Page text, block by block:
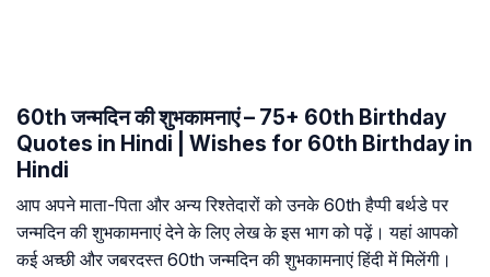
60th जन्मदिन की शुभकामनाएं – 75+ 60th Birthday
Quotes in Hindi | Wishes for 60th Birthday in
Hindi
आप अपने माता-पिता और अन्य रिश्तेदारों को उनके 60th हैप्पी बर्थडे पर
जन्मदिन की शुभकामनाएं देने के लिए लेख के इस भाग को पढ़ें। यहां आपको
कई अच्छी और जबरदस्त 60th जन्मदिन की शुभकामनाएं हिंदी में मिलेंगी।